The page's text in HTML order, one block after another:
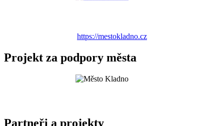
https://mestokladno.cz
Projekt za podpory města
Partneři a projekty